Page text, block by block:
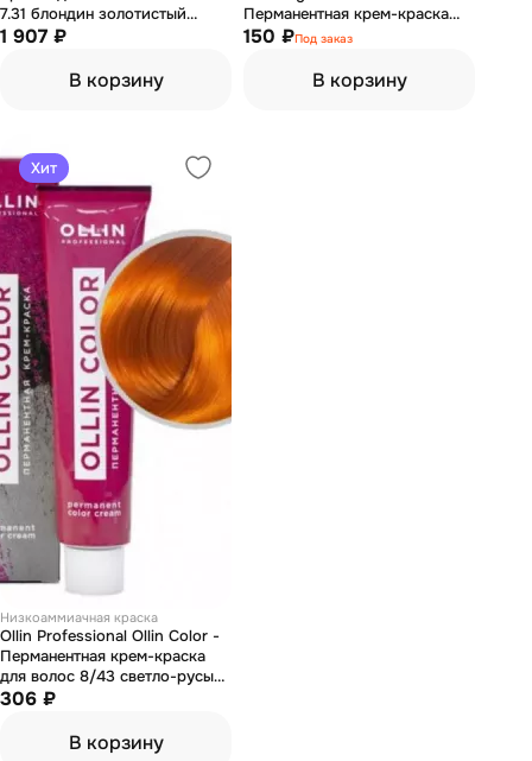
7.31 блондин золотистый
пепельный 60 мл
1 907 ₽
В корзину
Перманентная крем-краска
9.00 очень светлый блондин
150 ₽Под заказ
В корзину
Хит
Низкоаммиачная краска
Ollin Professional Ollin Color -
Перманентная крем-краска
для волос 8/43 светло-русый
медно-золотистый 60 мл
306 ₽
В корзину